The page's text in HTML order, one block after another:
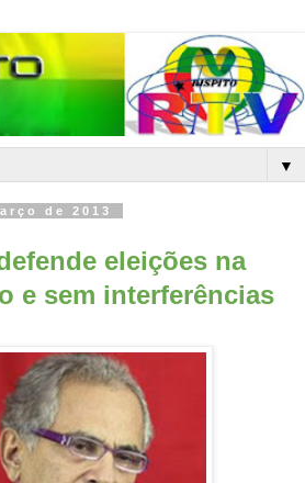
▼
de 2013
eleições na
e sem interferências